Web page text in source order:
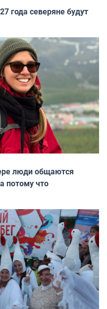
года северяне будут
люди общаются
потому что